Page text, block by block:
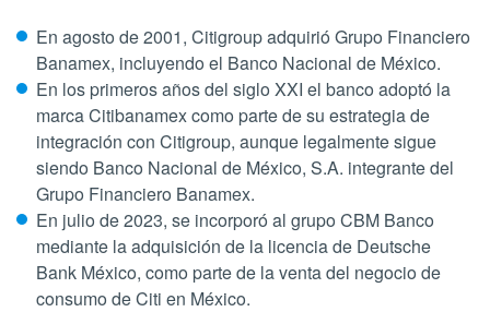
En agosto de 2001, Citigroup adquirió Grupo Financiero
Banamex, incluyendo el Banco Nacional de México.
En los primeros años del siglo XXI el banco adoptó la
marca Citibanamex como parte de su estrategia de
integración con Citigroup, aunque legalmente sigue
siendo Banco Nacional de México, S.A. integrante del
Grupo Financiero Banamex.
En julio de 2023, se incorporó al grupo CBM Banco
mediante la adquisición de la licencia de Deutsche
Bank México, como parte de la venta del negocio de
consumo de Citi en México.